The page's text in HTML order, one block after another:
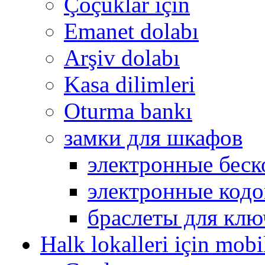
Emanet dolabı
Arşiv dolabı
Kasa dilimleri
Oturma bankı
замки для шкафов
электронные
электронные
браслеты для
Halk lokalleri için